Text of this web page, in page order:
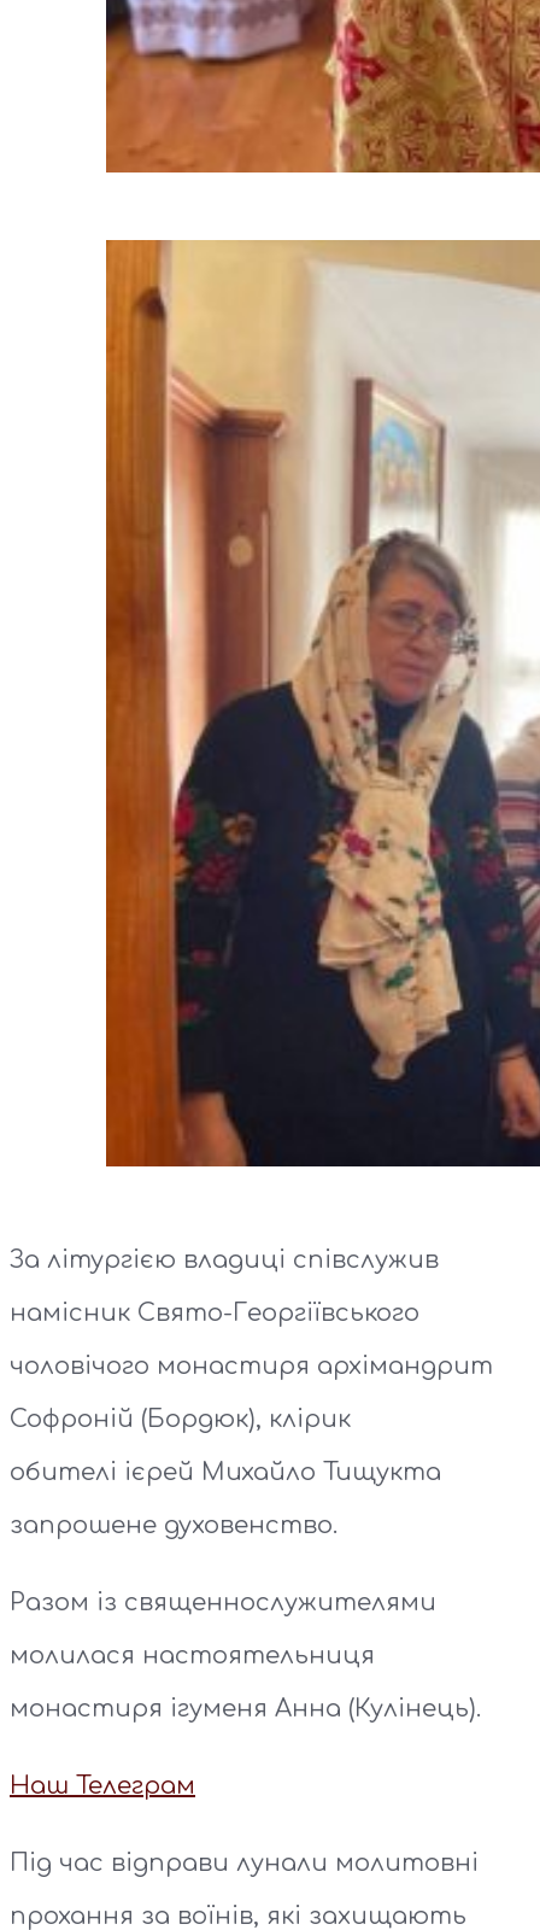
За літургією владиці співслужив
намісник Свято-Георгіївського
чоловічого монастиря архімандрит
Софроній (Бордюк), клірик
обителі ієрей Михайло Тищукта
запрошене духовенство.
Разом із священнослужителями
молилася настоятельниця
монастиря ігуменя Анна (Кулінець).
Наш Телеграм
Під час відправи лунали молитовні
прохання за воїнів, які захищають